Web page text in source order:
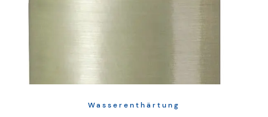
Wasserenthärtung